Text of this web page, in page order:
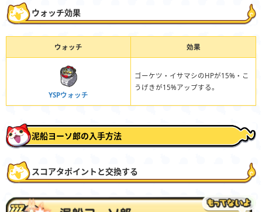
ウォッチ効果
ウォッチ 効果
YSPウォッチ
ゴーケツ・イサマシのHPが15%・こ
うげきが15%アップする。
泥船ヨーソ郎の入手方法
スコアタポイントと交換する